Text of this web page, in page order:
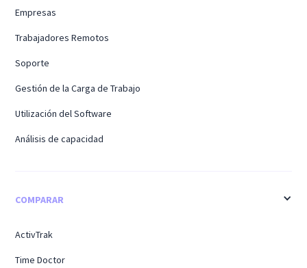
Empresas
Trabajadores Remotos
Soporte
Gestión de la Carga de Trabajo
Utilización del Software
Análisis de capacidad
COMPARAR
ActivTrak
Time Doctor